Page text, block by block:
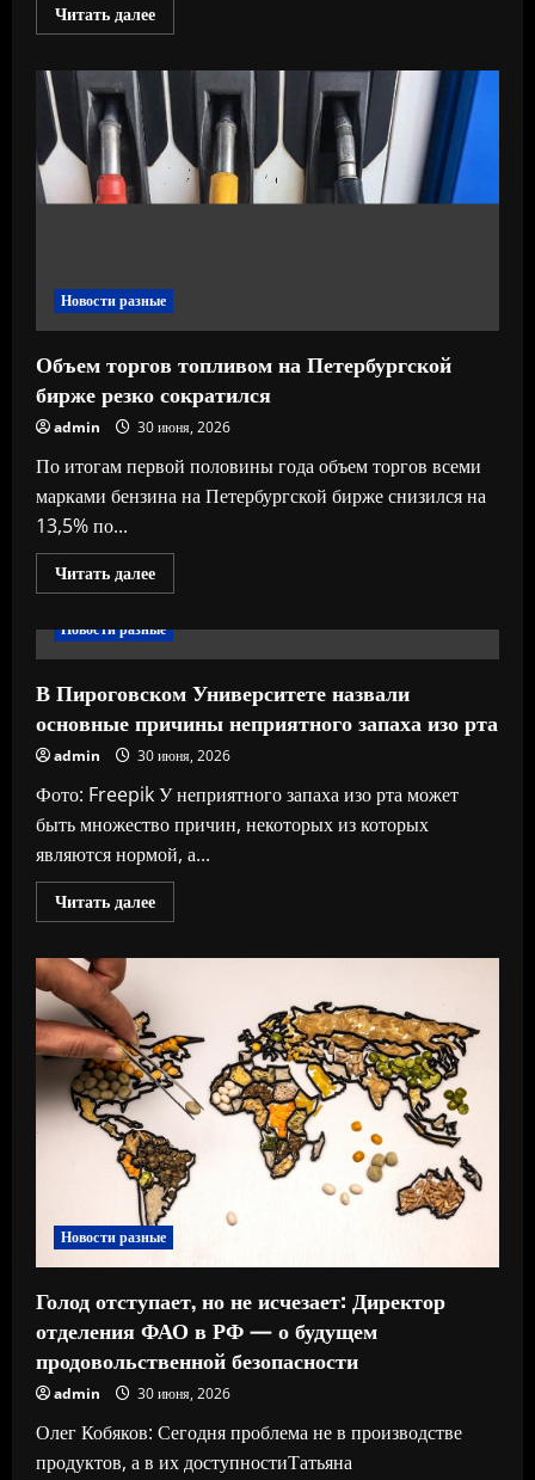
Читать далееПрочитать
больше
заявил
постепенном
охлаждении
рынка
труда
России
Новости разные
Объем торгов топливом на Петербургской
бирже резко сократился
admin 30 июня, 2026
По итогам первой половины года объем торгов всеми
марками бензина на Петербургской бирже снизился на
13,5% по...
Читать далееПрочитать
больше
торгов
топливом
Петербургской
бирже
резко
Новости разные
В Пироговском Университете назвали
основные причины неприятного запаха изо рта
admin 30 июня, 2026
Фото: Freepik У неприятного запаха изо рта может
быть множество причин, некоторых из которых
являются нормой, а...
Читать далееПрочитать
больше
причины
неприятного
запаха
изо
рта
Новости разные
Голод отступает, но не исчезает: Директор
отделения ФАО в РФ — о будущем
продовольственной безопасности
admin 30 июня, 2026
Олег Кобяков: Сегодня проблема не в производстве
продуктов, а в их доступностиТатьяна